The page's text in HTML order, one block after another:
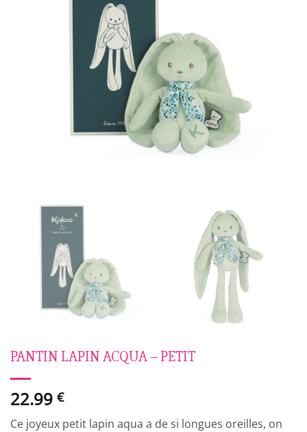
PANTIN LAPIN ACQUA – PETIT
22.99 €
Ce joyeux petit lapin aqua a de si longues oreilles, on